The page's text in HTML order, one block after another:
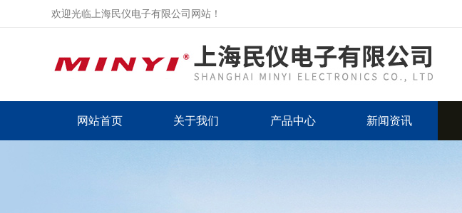
欢迎光临上海民仪电子有限公司网站！
网站首页 关于我们 产品中心 新闻资讯